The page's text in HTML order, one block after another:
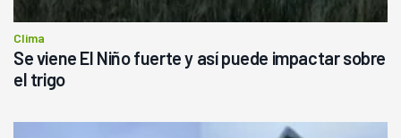
Clima
Se viene El Niño fuerte y así puede impactar sobre
el trigo